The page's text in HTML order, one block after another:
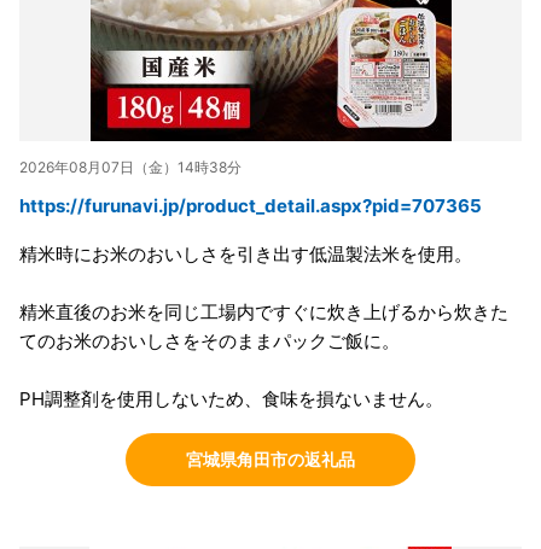
2026年08月07日（金）14時38分
https://furunavi.jp/product_detail.aspx?pid=707365
精米時にお米のおいしさを引き出す低温製法米を使用。
精米直後のお米を同じ工場内ですぐに炊き上げるから炊きた
てのお米のおいしさをそのままパックご飯に。
PH調整剤を使用しないため、食味を損ないません。
宮城県角田市の返礼品